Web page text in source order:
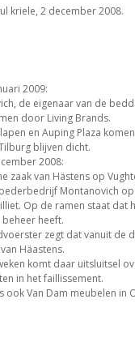
kriele, 2 december 2008.
2009:
de eigenaar van de
door Living Brands.
en Auping Plaza
blijven dicht.
2008:
zaak van Hästens op
Montanovich
Op de ramen staat dat
beheer heeft.
zegt dat vanuit de
Häastens.
komt daar uitsluitsel
in het faillissement.
ook Van Dam meubelen in